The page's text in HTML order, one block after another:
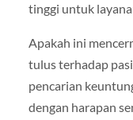
tinggi untuk
Apakah ini
tulus terhadap
pencarian
dengan harapan